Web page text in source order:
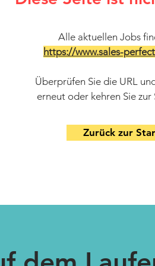
Alle aktuellen Jobs
https://www.sales-
Überprüfen Sie die URL
erneut oder kehren Sie zur
Zurück zur